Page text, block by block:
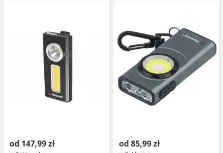
od 147,99 zł od 85,99 zł